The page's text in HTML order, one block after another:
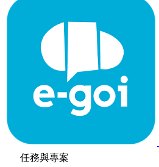
任務與專案